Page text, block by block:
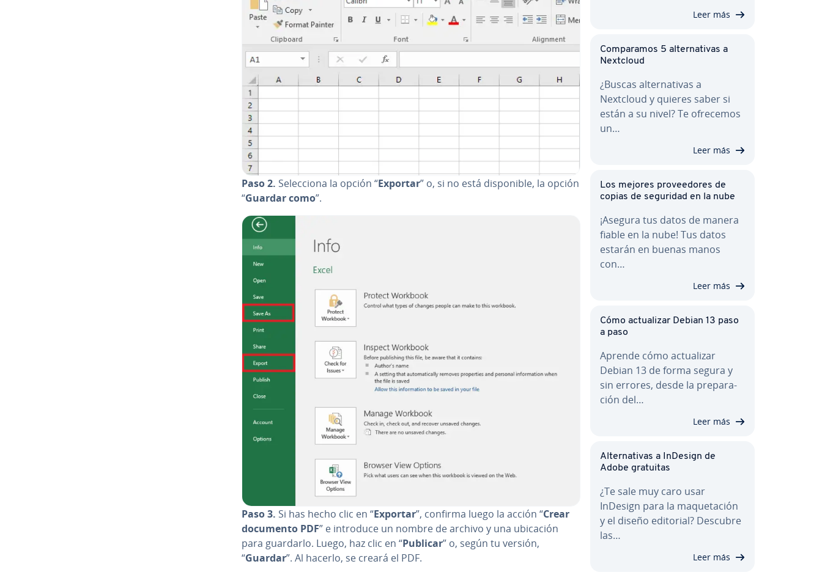
Paso 2. Se­le­c­cio­na la opción “Exportar” o, si no está di­s­po­ni­ble, la opción
“Guardar como”.
Paso 3. Si has hecho clic en “Exportar”, confirma luego la acción “Crear
documento PDF” e introduce un nombre de archivo y una ubicación
para guardarlo. Luego, haz clic en “Publicar” o, según tu versión,
“Guardar”. Al hacerlo, se creará el PDF.
Leer más
Co­m­pa­ra­mos 5 al­te­r­na­ti­vas a
Nextcloud
¿Buscas al­te­r­na­ti­vas a
Nextcloud y quieres saber si
están a su nivel? Te ofrecemos
un…
Leer más
Los mejores pro­vee­do­res de
copias de seguridad en la nube
¡Asegura tus datos de manera
fiable en la nube! Tus datos
estarán en buenas manos
con…
Leer más
Cómo ac­tua­li­zar Debian 13 paso
a paso
Aprende cómo ac­tua­li­zar
Debian 13 de forma segura y
sin errores, desde la pre­pa­ra­
ción del…
Leer más
Al­te­r­na­ti­vas a InDesign de
Adobe gratuitas
¿Te sale muy caro usar
InDesign para la ma­que­ta­ción
y el diseño editorial? Descubre
las…
Leer más